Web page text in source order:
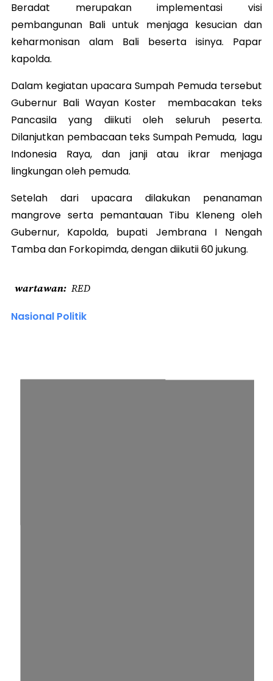
Beradat merupakan implementasi visi
pembangunan Bali untuk menjaga kesucian dan
keharmonisan alam Bali beserta isinya. Papar
kapolda.
Dalam kegiatan upacara Sumpah Pemuda tersebut
Gubernur Bali Wayan Koster membacakan teks
Pancasila yang diikuti oleh seluruh peserta.
Dilanjutkan pembacaan teks Sumpah Pemuda, lagu
Indonesia Raya, dan janji atau ikrar menjaga
lingkungan oleh pemuda.
Setelah dari upacara dilakukan penanaman
mangrove serta pemantauan Tibu Kleneng oleh
Gubernur, Kapolda, bupati Jembrana I Nengah
Tamba dan Forkopimda, dengan diikutii 60 jukung.
wartawan RED
Nasional Politik